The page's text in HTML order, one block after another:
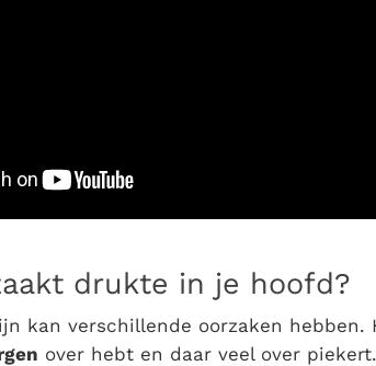
drukte in je hoofd?
kan verschillende oorzaken
over hebt en daar veel over